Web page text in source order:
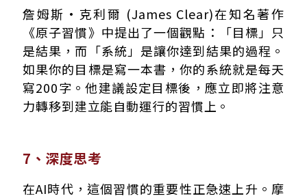
詹姆斯·克利爾 (James Clear)在知名著作
《原子習慣》中提出了一個觀點：「目標」只
是結果，而「系統」是讓你達到結果的過程。
如果你的目標是寫一本書，你的系統就是每天
寫200字。他建議設定目標後，應立即將注意
力轉移到建立能自動運行的習慣上。
7、深度思考
在AI時代，這個習慣的重要性正急速上升。摩